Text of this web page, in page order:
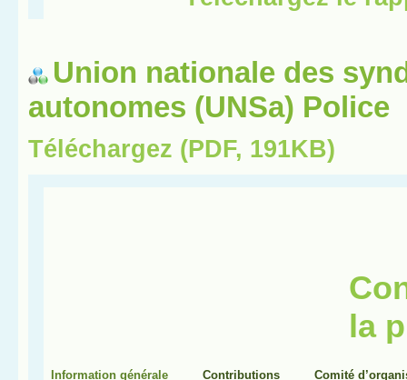
Union nationale des
autonomes (UNSa) Police
Téléchargez (PDF, 191KB)